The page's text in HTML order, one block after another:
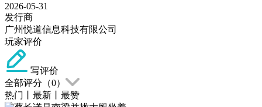
2026-05-31
发行商
广州悦道信息科技有限公司
玩家评价
写评价
全部评分（0）
热门
最新 最赞